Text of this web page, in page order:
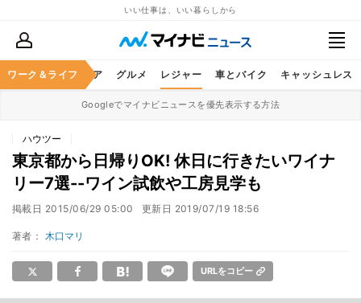
いい仕事は、いい暮らしから
ワーク＆ライフ
暮らし ヘルスケア グルメ レジャー 車とバイク キャッシュレス
Googleでマイナビニュースを優先表示する方法
ハウツー
東京都から日帰りOK! 休日に行きたいワイナ
リー7選--ワイン試飲や工房見学も
掲載日 2015/06/29 05:00 更新日 2019/07/19 18:56
著者： 木口マリ
URLをコピー